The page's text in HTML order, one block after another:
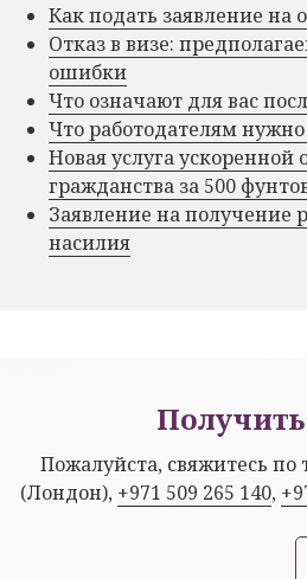
Как подать заявление
Отказ в визе:
ошибки
Что означают для вас
Что работодателям нужно
Новая услуга ускоренной
гражданства за 500
Заявление на
насилия
Пожалуйста, свяжитесь
(Лондон), +971 509 265 140,